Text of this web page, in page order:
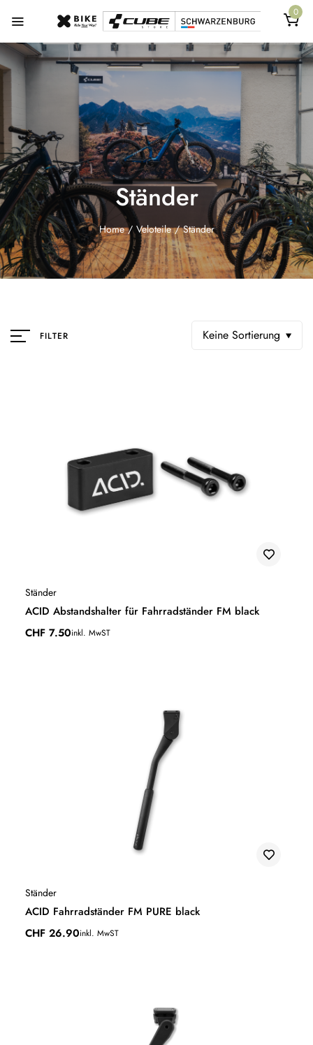
0
Ständer
Home / Veloteile / Ständer
FILTER Keine Sortierung
Ständer
ACID Abstandshalter für Fahrradständer FM black
CHF 7.50inkl. MwST
Ständer
ACID Fahrradständer FM PURE black
CHF 26.90inkl. MwST